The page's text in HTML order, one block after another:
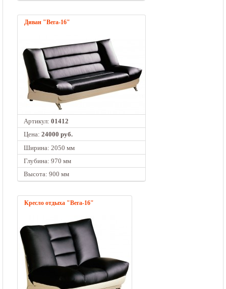
Диван "Вега-16"
Артикул: 01412
Цена: 24000 руб.
Ширина: 2050 мм
Глубина: 970 мм
Высота: 900 мм
Кресло отдыха "Вега-16"